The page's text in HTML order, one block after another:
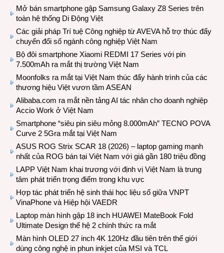
Mở bán smartphone gập Samsung Galaxy Z8 Series trên
toàn hệ thống Di Động Việt
Các giải pháp Trí tuệ Công nghiệp từ AVEVA hỗ trợ thúc đẩy
chuyển đổi số ngành công nghiệp Việt Nam
Bộ đôi smartphone Xiaomi REDMI 17 Series với pin
7.500mAh ra mắt thị trường Việt Nam
Moonfolks ra mắt tại Việt Nam thúc đẩy hành trình của các
thương hiệu Việt vươn tầm ASEAN
Alibaba.com ra mắt nền tảng AI tác nhân cho doanh nghiệp
Accio Work ở Việt Nam
Smartphone “siêu pin siêu mỏng 8.000mAh” TECNO POVA
Curve 2 5Gra mắt tại Việt Nam
ASUS ROG Strix SCAR 18 (2026) – laptop gaming mạnh
nhất của ROG bán tại Việt Nam với giá gần 180 triệu đồng
LAPP Việt Nam khai trương với định vị Việt Nam là trung
tâm phát triển trọng điểm trong khu vực
Hợp tác phát triển hệ sinh thái học liệu số giữa VNPT
VinaPhone và Hiệp hội VAEDR
Laptop màn hình gập 18 inch HUAWEI MateBook Fold
Ultimate Design thế hệ 2 chính thức ra mắt
Màn hình OLED 27 inch 4K 120Hz đầu tiên trên thế giới
dùng công nghệ in phun inkjet của MSI và TCL